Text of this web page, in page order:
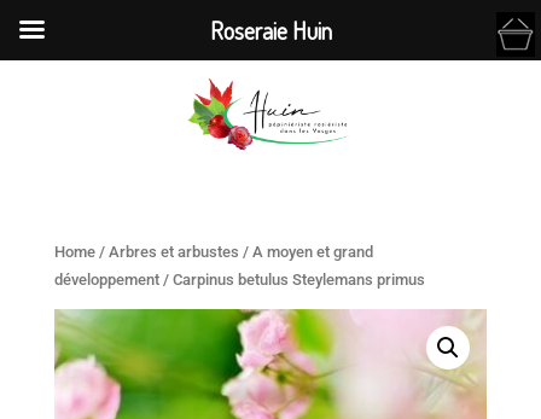
Home/ Arbres et arbustes / A moyen et grand
développement/ Carpinus betulus Steylemans primus
Roseraie Huin